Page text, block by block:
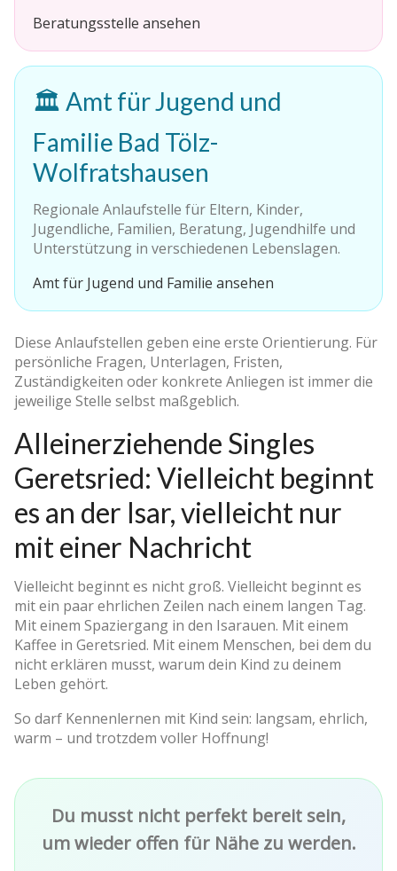
Beratungsstelle ansehen
🏛️ Amt für Jugend und
Familie Bad Tölz-
Wolfratshausen
Regionale Anlaufstelle für Eltern, Kinder,
Jugendliche, Familien, Beratung, Jugendhilfe und
Unterstützung in verschiedenen Lebenslagen.
Amt für Jugend und Familie ansehen
Diese Anlaufstellen geben eine erste Orientierung. Für
persönliche Fragen, Unterlagen, Fristen,
Zuständigkeiten oder konkrete Anliegen ist immer die
jeweilige Stelle selbst maßgeblich.
Alleinerziehende Singles
Geretsried: Vielleicht beginnt
es an der Isar, vielleicht nur
mit einer Nachricht
Vielleicht beginnt es nicht groß. Vielleicht beginnt es
mit ein paar ehrlichen Zeilen nach einem langen Tag.
Mit einem Spaziergang in den Isarauen. Mit einem
Kaffee in Geretsried. Mit einem Menschen, bei dem du
nicht erklären musst, warum dein Kind zu deinem
Leben gehört.
So darf Kennenlernen mit Kind sein: langsam, ehrlich,
warm – und trotzdem voller Hoffnung!
Du musst nicht perfekt bereit sein,
um wieder offen für Nähe zu werden.